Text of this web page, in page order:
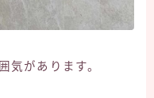
気があります。